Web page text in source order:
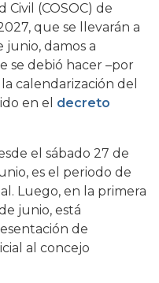
Civil (COSOC) de
que se llevarán a
junio, damos a
se debió hacer –por
calendarización del
en el decreto
el sábado 27 de
es el periodo de
Luego, en la primera
junio, está
de
al concejo